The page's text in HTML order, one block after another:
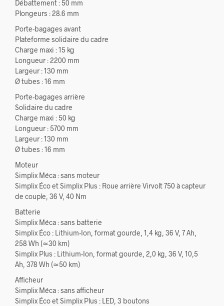
Débattement : 50 mm
Plongeurs : 28.6 mm
Porte-bagages avant
Plateforme solidaire du cadre
Charge maxi : 15 kg
Longueur : 2200 mm
Largeur : 130 mm
Ø tubes : 16 mm
Porte-bagages arrière
Solidaire du cadre
Charge maxi : 50 kg
Longueur : 5700 mm
Largeur : 130 mm
Ø tubes : 16 mm
Moteur
Simplix Méca : sans moteur
Simplix Éco et Simplix Plus : Roue arrière Virvolt 750 à capteur
de couple, 36 V, 40 Nm
Batterie
Simplix Méca : sans batterie
Simplix Éco : Lithium-Ion, format gourde, 1,4 kg, 36 V, 7 Ah,
258 Wh (≃30 km)
Simplix Plus : Lithium-Ion, format gourde, 2,0 kg, 36 V, 10,5
Ah, 378 Wh (≃50 km)
Afficheur
Simplix Méca : sans afficheur
Simplix Éco et Simplix Plus : LED, 3 boutons